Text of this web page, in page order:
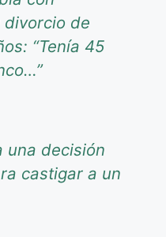
de
“Tenía 45
una decisión
castigar a un